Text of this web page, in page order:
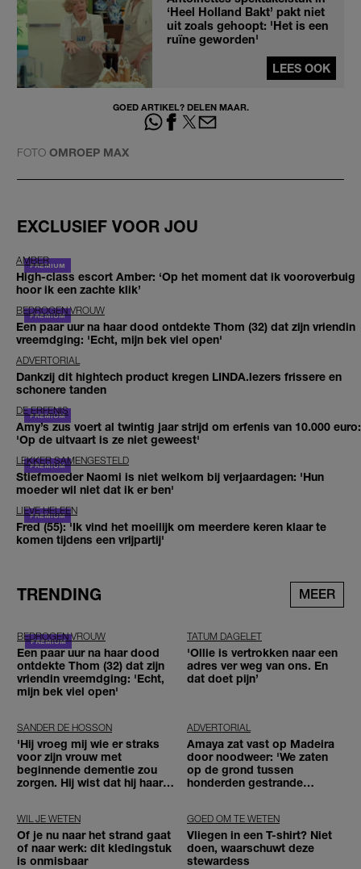
‘Heel Holland Bakt’ pakt niet
uit zoals gehoopt: 'Het is een
ruïne geworden'
LEES OOK
GOED ARTIKEL? DELEN MAAR.
FOTO OMROEP MAX
EXCLUSIEF VOOR JOU
AMBER
High-class escort Amber: ‘Op het moment dat ik vooroverbuig
hoor ik een zachte klik’
BEDROGEN VROUW
Een paar uur na haar dood ontdekte Thom (32) dat zijn vriendin
vreemdging: 'Echt, mijn bek viel open'
ADVERTORIAL
Dankzij dit hightech product kregen LINDA.lezers frissere en
schonere tanden
DE ERFENIS
Amy’s zus voert al twintig jaar strijd om erfenis van 10.000 euro:
'Op de uitvaart is ze niet geweest'
LEKKER SAMENGESTELD
Stiefmoeder Naomi is niet welkom bij verjaardagen: 'Hun
moeder wil niet dat ik er ben'
LIEVE HELEEN
Fred (55): 'Ik vind het moeilijk om meerdere keren klaar te
komen tijdens een vrijpartij'
TRENDING MEER
BEDROGEN VROUW
Een paar uur na haar dood
ontdekte Thom (32) dat zijn
vriendin vreemdging: 'Echt,
mijn bek viel open'
TATUM DAGELET
'Ollie is vertrokken naar een
adres ver weg van ons. En
dat doet pijn’
SANDER DE HOSSON
'Hij vroeg mij wie er straks
voor zijn vrouw met
beginnende dementie zou
zorgen. Hij wist dat hij haar
ADVERTORIAL
Amaya zat vast op Madeira
door noodweer: 'We zaten
op de grond tussen
honderden gestrande
WIL JE WETEN
Of je nu naar het strand gaat
of naar werk: dit kledingstuk
is onmisbaar
GOED OM TE WETEN
Vliegen in een T-shirt? Niet
doen, waarschuwt deze
stewardess